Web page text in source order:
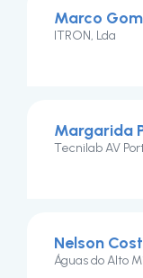
Marco
ITRON, Lda
Margarida
Tecnilab AV
Nelson
Águas do Alto